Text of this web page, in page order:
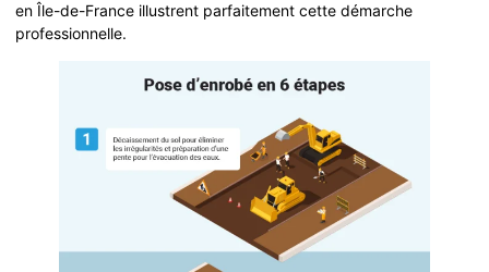
en Île-de-France illustrent parfaitement cette démarche
professionnelle.